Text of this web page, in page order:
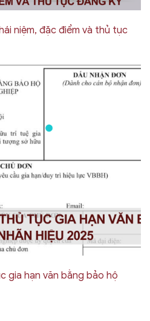
niệm, đặc điểm và thủ tục
gia hạn văn bằng bảo hộ